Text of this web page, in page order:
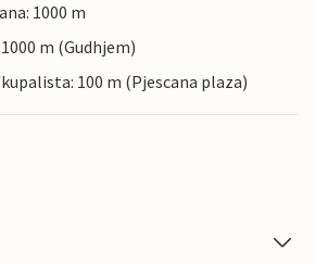
1000 m
m (Gudhjem)
100 m (Pjescana plaza)